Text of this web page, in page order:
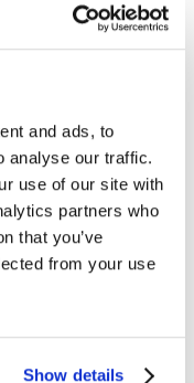
and ads, to
analyse our traffic.
use of our site with
partners who
that you’ve
from your use
Show details